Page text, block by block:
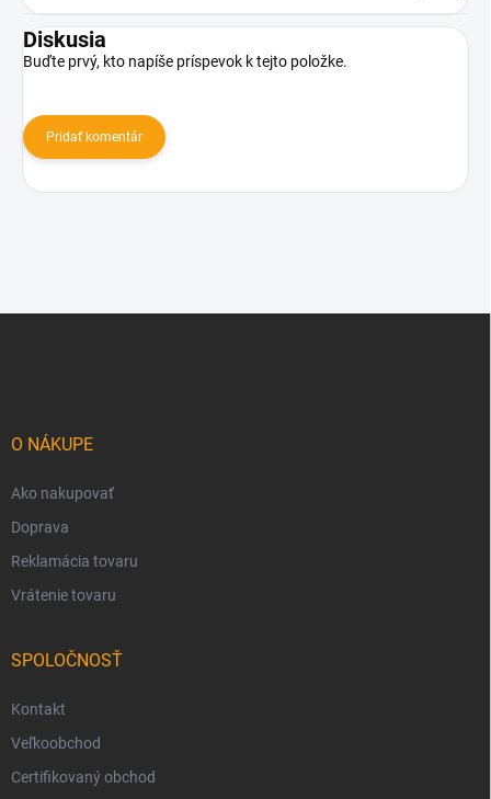
Diskusia
Buďte prvý, kto napíše príspevok k tejto položke.
Pridať komentár
O NÁKUPE
Ako nakupovať
Doprava
Reklamácia tovaru
Vrátenie tovaru
SPOLOČNOSŤ
Kontakt
Veľkoobchod
Certifikovaný obchod